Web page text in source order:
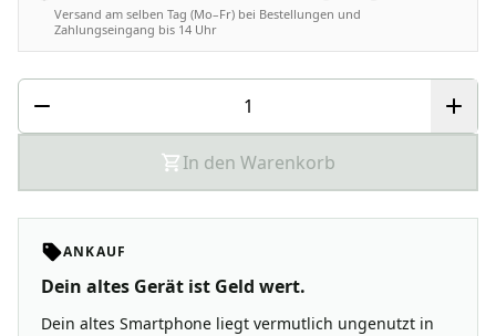
Versand am selben Tag (Mo–Fr) bei Bestellungen und
Zahlungseingang bis 14 Uhr
In den Warenkorb
ANKAUF
Dein altes Gerät ist Geld wert.
Dein altes Smartphone liegt vermutlich ungenutzt in